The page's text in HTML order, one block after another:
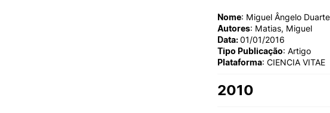
Nome: Miguel Ângelo
Autores: Matias, Miguel
Data:01/01/2016
Tipo Publicação: Artigo
Plataforma: CIENCIA VITAE
2010